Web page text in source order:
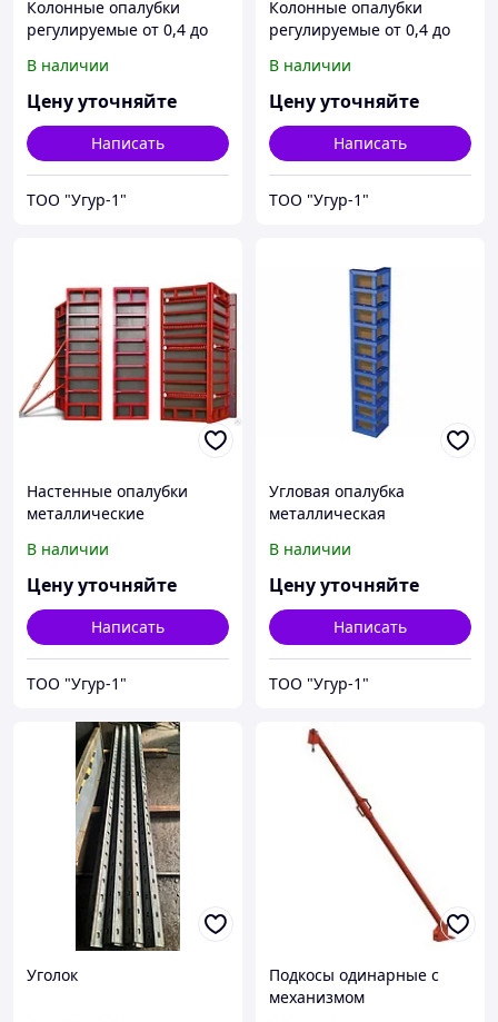
Колонные опалубки
регулируемые от 0,4 до
В наличии
Цену уточняйте
Написать
ТОО "Угур-1"
Колонные опалубки
регулируемые от 0,4 до
В наличии
Цену уточняйте
Написать
ТОО "Угур-1"
Настенные опалубки
металлические
В наличии
Цену уточняйте
Написать
ТОО "Угур-1"
Угловая опалубка
металлическая
В наличии
Цену уточняйте
Написать
ТОО "Угур-1"
Уголок
Подкосы одинарные с
механизмом